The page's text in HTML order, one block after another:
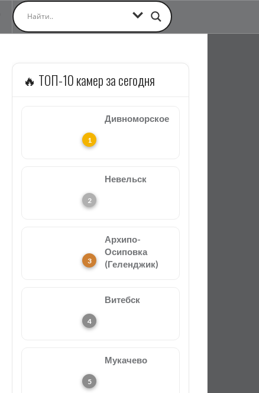
🔥 ТОП-10 камер за сегодня
Дивноморское
Невельск
Архипо-
Осиповка
(Геленджик)
Витебск
Мукачево